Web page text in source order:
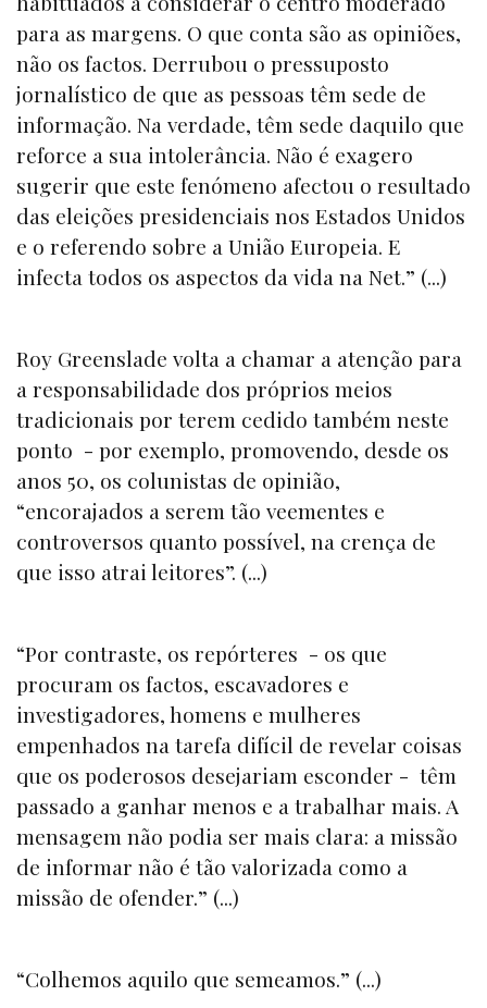
para as margens. O que conta são as opiniões,
não os factos. Derrubou o pressuposto
jornalístico de que as pessoas têm sede de
informação. Na verdade, têm sede daquilo que
reforce a sua intolerância. Não é exagero
sugerir que este fenómeno afectou o resultado
das eleições presidenciais nos Estados Unidos
e o referendo sobre a União Europeia. E
infecta todos os aspectos da vida na Net.” (...)
Roy Greenslade volta a chamar a atenção para
a responsabilidade dos próprios meios
tradicionais por terem cedido também neste
ponto - por exemplo, promovendo, desde os
anos 50, os colunistas de opinião,
“encorajados a serem tão veementes e
controversos quanto possível, na crença de
que isso atrai leitores”. (...)
“Por contraste, os repórteres - os que
procuram os factos, escavadores e
investigadores, homens e mulheres
empenhados na tarefa difícil de revelar coisas
que os poderosos desejariam esconder - têm
passado a ganhar menos e a trabalhar mais. A
mensagem não podia ser mais clara: a missão
de informar não é tão valorizada como a
missão de ofender.” (...)
“Colhemos aquilo que semeamos.” (...)